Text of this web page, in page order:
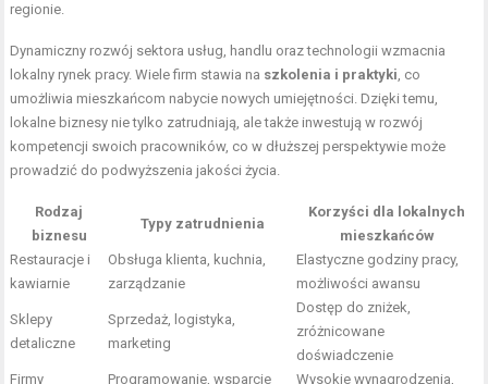
regionie.
Dynamiczny rozwój sektora usług, handlu oraz technologii wzmacnia
lokalny rynek pracy. Wiele firm stawia na szkolenia i praktyki, co
umożliwia mieszkańcom nabycie nowych umiejętności. Dzięki temu,
lokalne biznesy nie tylko zatrudniają, ale także inwestują w rozwój
kompetencji swoich pracowników, co w dłuższej perspektywie może
prowadzić do podwyższenia jakości życia.
Rodzaj
biznesu
Typy zatrudnienia
Korzyści dla lokalnych
mieszkańców
Restauracje i
kawiarnie
Obsługa klienta, kuchnia,
zarządzanie
Elastyczne godziny pracy,
możliwości awansu
Sklepy
detaliczne
Sprzedaż, logistyka,
marketing
Dostęp do zniżek,
zróżnicowane
doświadczenie
Firmy
Programowanie, wsparcie Wysokie wynagrodzenia,